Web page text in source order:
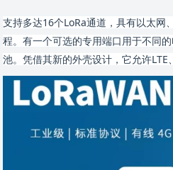
支持多达16个LoRa通道，具有以太网
程。有一个可选的专用端口用于不同
池。凭借其新的外壳设计，它允许LTE